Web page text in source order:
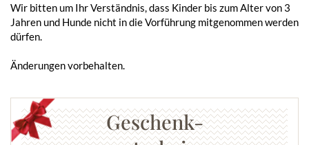
Wir bitten um Ihr Verständnis, dass Kinder bis zum Alter von 3
Jahren und Hunde nicht in die Vorführung mitgenommen werden
dürfen.
Änderungen vorbehalten.
Geschenk-